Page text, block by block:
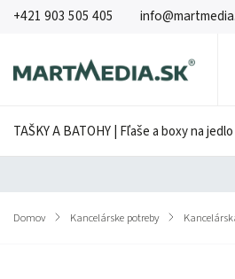
+421 903 505 405
TAŠKY A BATOHY | Fľaše a boxy na
Domov / Kancelárske potreby /